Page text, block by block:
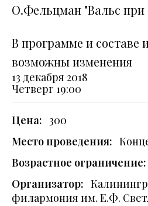
О.Фельцман "Вальс при
В программе и составе
возможны изменения
13 декабря 2018
Четверг 19:00
Цена: 300
Место проведения:
Возрастное ограничение:
Организатор:
филармония им. Е.Ф.